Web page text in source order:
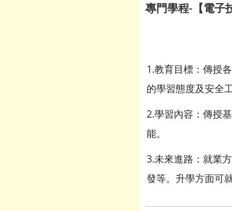
專門學程-【電子
1.教育目標：傳授
的學習態度及安全
2.學習內容：傳授
能。
3.未來進路：就業
發等。升學方面可